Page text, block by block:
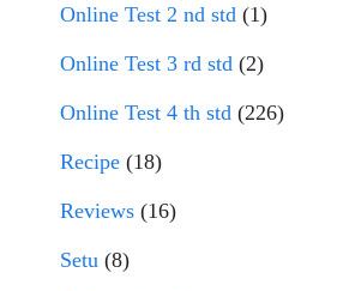
Online Test 2 nd std (1)
Online Test 3 rd std (2)
Online Test 4 th std (226)
Recipe (18)
Reviews (16)
Setu (8)